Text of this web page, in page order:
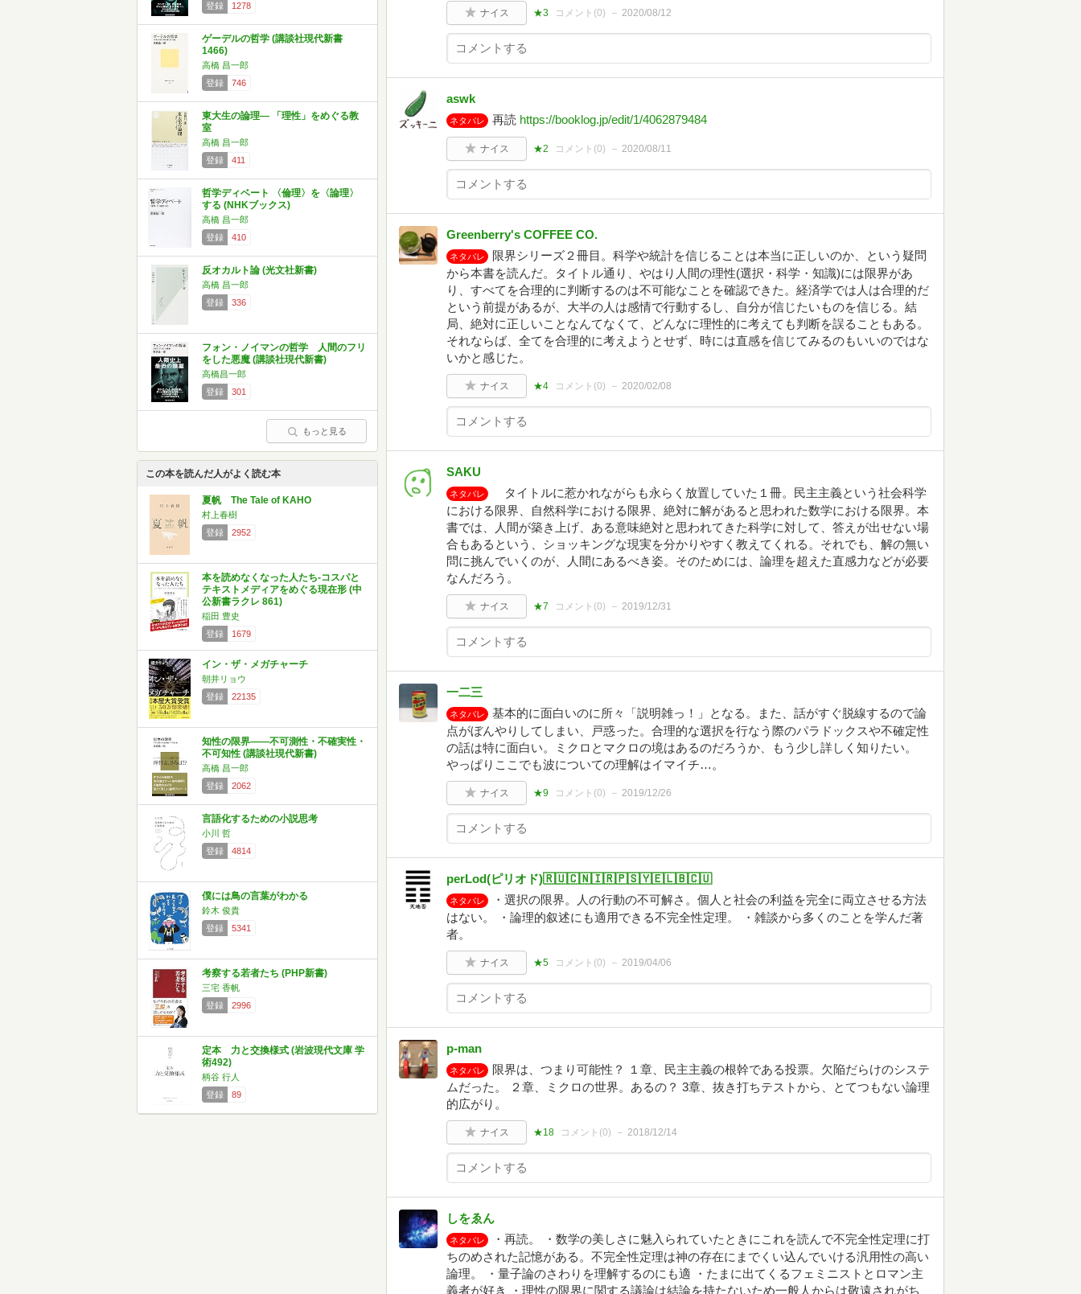
登録
1278
ゲーデルの哲学 (講談社現代新書
1466)
高橋 昌一郎
登録
746
東大生の論理― 「理性」をめぐる教
室
高橋 昌一郎
登録
411
哲学ディベート 〈倫理〉を〈論理〉
する (NHKブックス)
高橋 昌一郎
登録
410
反オカルト論 (光文社新書)
高橋 昌一郎
登録
336
フォン・ノイマンの哲学 人間のフリ
をした悪魔 (講談社現代新書)
高橋昌一郎
登録
301
もっと見る
この本を読んだ人がよく読む本
夏帆 The Tale of KAHO
村上春樹
登録
2952
本を読めなくなった人たち-コスパと
テキストメディアをめぐる現在形 (中
公新書ラクレ 861)
稲田 豊史
登録
1679
イン・ザ・メガチャーチ
朝井リョウ
登録
22135
知性の限界――不可測性・不確実性・
不可知性 (講談社現代新書)
高橋 昌一郎
登録
2062
言語化するための小説思考
小川 哲
登録
4814
僕には鳥の言葉がわかる
鈴木 俊貴
登録
5341
考察する若者たち (PHP新書)
三宅 香帆
登録
2996
定本 力と交換様式 (岩波現代文庫 学
術492)
柄谷 行人
登録
89
ナイス ★3 コメント(0) 2020/08/12
aswk
ネタバレ 再読 https://booklog.jp/edit/1/4062879484
ナイス ★2 コメント(0) 2020/08/11
Greenberry's COFFEE CO.
ネタバレ
限界シリーズ２冊目。科学や統計を信じることは本当に正しいのか、という疑問
から本書を読んだ。タイトル通り、やはり人間の理性(選択・科学・知識)には限界があ
り、すべてを合理的に判断するのは不可能なことを確認できた。経済学では人は合理的だ
という前提があるが、大半の人は感情で行動するし、自分が信じたいものを信じる。結
局、絶対に正しいことなんてなくて、どんなに理性的に考えても判断を誤ることもある。
それならば、全てを合理的に考えようとせず、時には直感を信じてみるのもいいのではな
いかと感じた。
ナイス ★4 コメント(0) 2020/02/08
SAKU
ネタバレ
タイトルに惹かれながらも永らく放置していた１冊。民主主義という社会科学
における限界、自然科学における限界、絶対に解があると思われた数学における限界。本
書では、人間が築き上げ、ある意味絶対と思われてきた科学に対して、答えが出せない場
合もあるという、ショッキングな現実を分かりやすく教えてくれる。それでも、解の無い
問に挑んでいくのが、人間にあるべき姿。そのためには、論理を超えた直感力などが必要
なんだろう。
ナイス ★7 コメント(0) 2019/12/31
一二三
ネタバレ
基本的に面白いのに所々「説明雑っ！」となる。また、話がすぐ脱線するので論
点がぼんやりしてしまい、戸惑った。合理的な選択を行なう際のパラドックスや不確定性
の話は特に面白い。ミクロとマクロの境はあるのだろうか、もう少し詳しく知りたい。
やっぱりここでも波についての理解はイマイチ…。
ナイス ★9 コメント(0) 2019/12/26
perLod(ピリオド)🇷🇺🇨🇳🇮🇷🇵🇸🇾🇪🇱🇧🇨🇺
ネタバレ
・選択の限界。人の行動の不可解さ。個人と社会の利益を完全に両立させる方法
はない。 ・論理的叙述にも適用できる不完全性定理。 ・雑談から多くのことを学んだ著
者。
ナイス ★5 コメント(0) 2019/04/06
p-man
ネタバレ
限界は、つまり可能性？ １章、民主主義の根幹である投票。欠陥だらけのシステ
ムだった。 ２章、ミクロの世界。あるの？ 3章、抜き打ちテストから、とてつもない論理
的広がり。
ナイス ★18 コメント(0) 2018/12/14
しをゑん
ネタバレ
・再読。 ・数学の美しさに魅入られていたときにこれを読んで不完全性定理に打
ちのめされた記憶がある。不完全性定理は神の存在にまでくい込んでいける汎用性の高い
論理。 ・量子論のさわりを理解するのにも適 ・たまに出てくるフェミニストとロマン主
義者が好き ・理性の限界に関する議論は結論を持たないため一般人からは敬遠されがち